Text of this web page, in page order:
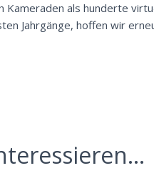
als hunderte
Jahrgänge, hoffen wir